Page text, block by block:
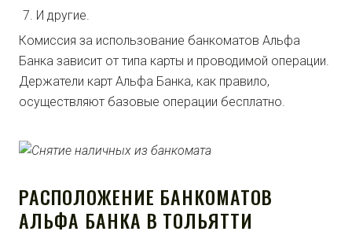
И другие.
Комиссия за использование банкоматов Альфа
Банка зависит от типа карты и проводимой операции.
Держатели карт Альфа Банка, как правило,
осуществляют базовые операции бесплатно.
РАСПОЛОЖЕНИЕ БАНКОМАТОВ
АЛЬФА БАНКА В ТОЛЬЯТТИ